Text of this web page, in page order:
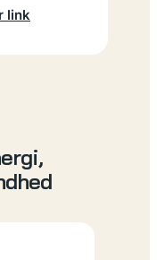
link